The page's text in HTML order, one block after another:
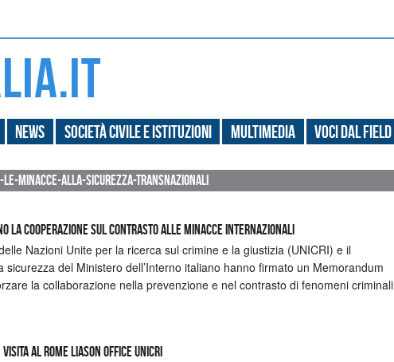
News Società civile e Istituzioni Multimedia Voci dal field
minacce-alla-sicurezza-transnazionali
la cooperazione sul contrasto alle minacce internazionali
Nazioni Unite per la ricerca sul crimine e la giustizia (UNICRI) e il
sicurezza del Ministero dell’Interno italiano hanno firmato un Memorandum
la collaborazione nella prevenzione e nel contrasto di fenomeni criminali
al Rome Liason Office UNICRI